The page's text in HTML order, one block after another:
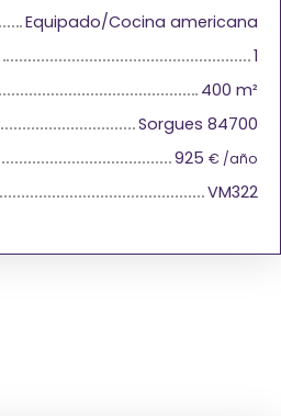
Equipado/Cocina americana
1
400 m²
Sorgues 84700
925 € /año
VM322